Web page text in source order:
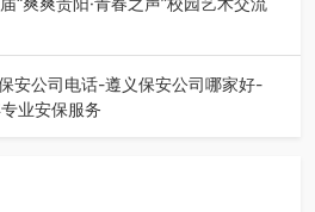
四届“爽爽贵阳·青春之声”校园管
动…
安公司电话-遵义保安公司哪家好-
业安保服务